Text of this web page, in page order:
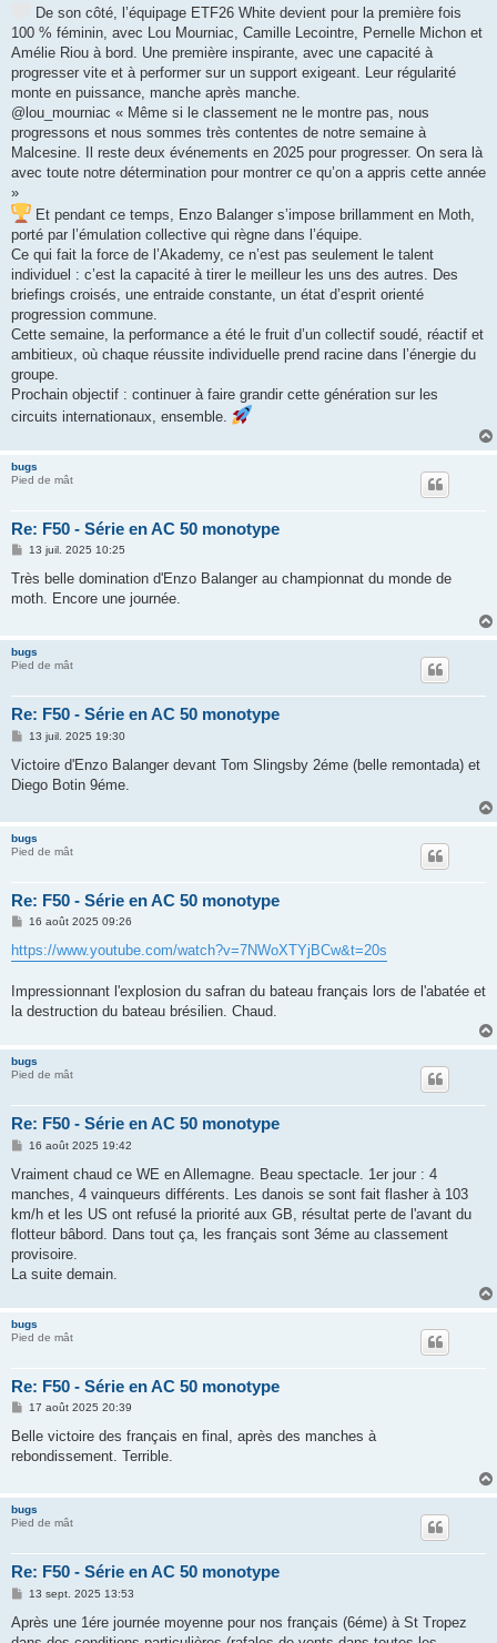
De son côté, l’équipage ETF26 White devient pour la première fois
100 % féminin, avec Lou Mourniac, Camille Lecointre, Pernelle Michon et
Amélie Riou à bord. Une première inspirante, avec une capacité à
progresser vite et à performer sur un support exigeant. Leur régularité
monte en puissance, manche après manche.
@lou_mourniac « Même si le classement ne le montre pas, nous
progressons et nous sommes très contentes de notre semaine à
Malcesine. Il reste deux événements en 2025 pour progresser. On sera là
avec toute notre détermination pour montrer ce qu’on a appris cette année
»
Et pendant ce temps, Enzo Balanger s’impose brillamment en Moth,
porté par l’émulation collective qui règne dans l’équipe.
Ce qui fait la force de l’Akademy, ce n’est pas seulement le talent
individuel : c’est la capacité à tirer le meilleur les uns des autres. Des
briefings croisés, une entraide constante, un état d’esprit orienté
progression commune.
Cette semaine, la performance a été le fruit d’un collectif soudé, réactif et
ambitieux, où chaque réussite individuelle prend racine dans l’énergie du
groupe.
Prochain objectif : continuer à faire grandir cette génération sur les
circuits internationaux, ensemble.
bugs
Pied de mât
Re: F50 - Série en AC 50 monotype
M
s
a
13 juil. 2025 10:25
Très belle domination d'Enzo Balanger au championnat du monde de
moth. Encore une journée.
bugs
Pied de mât
Re: F50 - Série en AC 50 monotype
M
s
a
13 juil. 2025 19:30
Victoire d'Enzo Balanger devant Tom Slingsby 2éme (belle remontada) et
Diego Botin 9éme.
bugs
Pied de mât
Re: F50 - Série en AC 50 monotype
M
s
s
g
e
16 août 2025 09:26
https://www.youtube.com/watch?v=7NWoXTYjBCw&t=20s
Impressionnant l'explosion du safran du bateau français lors de l'abatée et
la destruction du bateau brésilien. Chaud.
bugs
Pied de mât
Re: F50 - Série en AC 50 monotype
M
s
a
g
16 août 2025 19:42
Vraiment chaud ce WE en Allemagne. Beau spectacle. 1er jour : 4
manches, 4 vainqueurs différents. Les danois se sont fait flasher à 103
km/h et les US ont refusé la priorité aux GB, résultat perte de l'avant du
flotteur bâbord. Dans tout ça, les français sont 3éme au classement
provisoire.
La suite demain.
bugs
Pied de mât
Re: F50 - Série en AC 50 monotype
M
s
a
17 août 2025 20:39
Belle victoire des français en final, après des manches à
rebondissement. Terrible.
bugs
Pied de mât
Re: F50 - Série en AC 50 monotype
M
s
13 sept. 2025 13:53
Après une 1ére journée moyenne pour nos français (6éme) à St Tropez